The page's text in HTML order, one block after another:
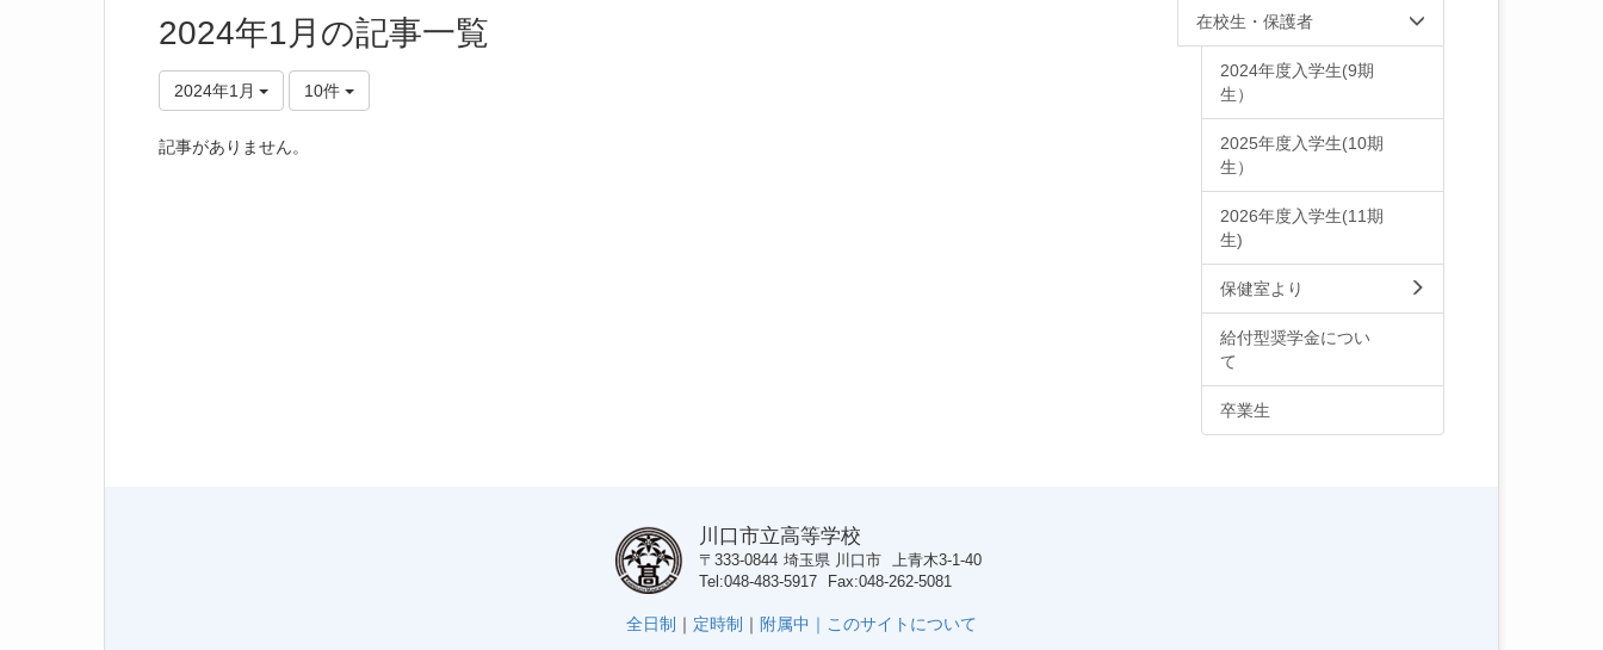
2024年1月の記事一覧
2024年1月 10件
記事がありません。
在校生・保護者
2024年度入学生(9期
生）
2025年度入学生(10期
生）
2026年度入学生(11期
生)
保健室より
給付型奨学金につい
て
卒業生
川口市立高等学校
〒333-0844 埼玉県 川口市 上青木3-1-40
Tel 048-483-5917 Fax 048-262-5081
全日制 ｜ 定時制 ｜ 附属中｜ このサイトについて